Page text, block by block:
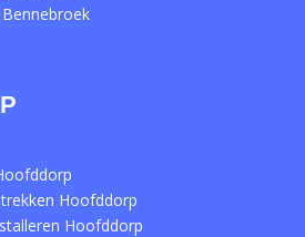
Hoofddorp
Hoofddorp